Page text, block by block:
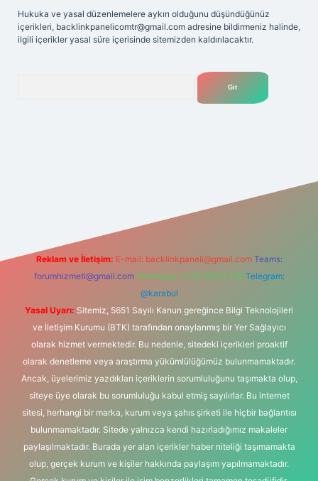
Hukuka ve yasal düzenlemelere aykırı olduğunu düşündüğünüz
içerikleri, backlinkpanelicomtr@gmail.com adresine bildirmeniz halinde,
ilgili içerikler yasal süre içerisinde sitemizden kaldırılacaktır.
Reklam ve İletişim: E-mail: backlinkpaneli@gmail.com Teams:
forumhizmeti@gmail.com Whatsapp: 0262 606 0 726 Telegram:
@karabul
Yasal Uyarı: Sitemiz, 5651 Sayılı Kanun gereğince Bilgi Teknolojileri
ve İletişim Kurumu (BTK) tarafından onaylanmış bir Yer Sağlayıcı
olarak hizmet vermektedir. Bu nedenle, sitedeki içerikleri proaktif
olarak denetleme veya araştırma yükümlülüğümüz bulunmamaktadır.
Ancak, üyelerimiz yazdıkları içeriklerin sorumluluğunu taşımakta olup,
siteye üye olarak bu sorumluluğu kabul etmiş sayılırlar. Bu internet
sitesi, herhangi bir marka, kurum veya şahıs şirketi ile hiçbir bağlantısı
bulunmamaktadır. Sitede yalnızca kendi hazırladığımız makaleler
paylaşılmaktadır. Burada yer alan içerikler haber niteliği taşımamakta
olup, gerçek kurum ve kişiler hakkında paylaşım yapılmamaktadır.